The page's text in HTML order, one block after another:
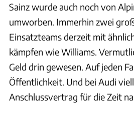
Sainz wurde auch noch von
umworben. Immerhin zwei
Einsatzteams derzeit mit
kämpfen wie Williams.
Geld drin gewesen. Auf jeden
Öffentlichkeit. Und bei Audi
Anschlussvertrag für die Zeit